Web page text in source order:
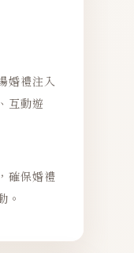
婚禮注入
互動遊
確保婚禮
。